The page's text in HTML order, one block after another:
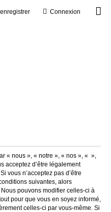
Connexion
« nous », « notre », « nos », « »,
acceptez d’être légalement
vous n’acceptez pas d’être
suivantes, alors
pouvons modifier celles-ci à
pour que vous en soyez informé,
celles-ci par vous-même. Si